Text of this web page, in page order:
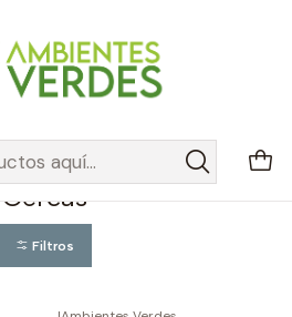
Leer más
Cercas
Filtros